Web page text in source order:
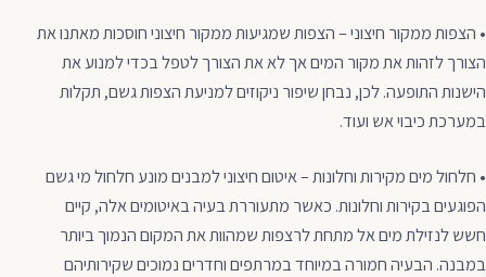
• הצפות ממקור חיצוני – הצפות שמגיעות ממקור חיצוני חוסכות מאתנו את
הצורך לזהות את מקור המים אך לא את הצורך לטפל בכדי למנוע את
הישנות התופעה. לכן, נבחן שיפור ניקוזים למניעת הצפות גשם, תקלות
במערכת כיבוי אש ועוד.
• חלחול מים מקירות וחלונות – איטום חיצוני למבנים מונע חלחול מי גשם
הפוגעים בקירות וחלונות. כאשר מתעוררת בעיה באיטומים אלה, קיים
חשש לנזילת מים אל מתחת לרצפות שמהוות את המקום הנמוך ביותר
במבנה. הבעיה חמורה במיוחד במרתפים וחדרים נמוכים שקירותיהם